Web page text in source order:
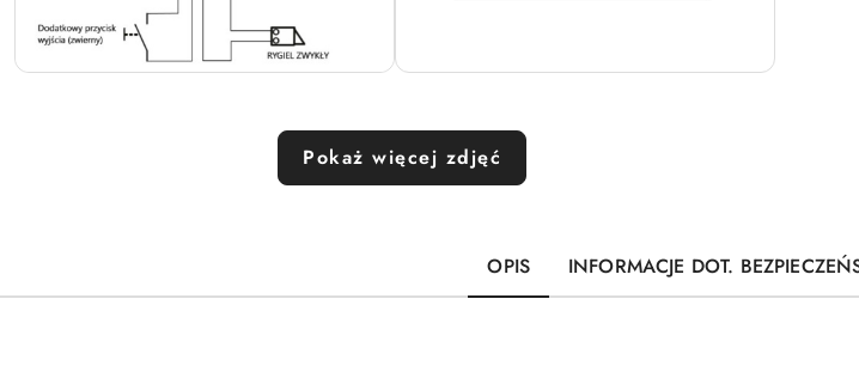
Pokaż więcej zdjęć
OPIS INFORMACJE DOT.